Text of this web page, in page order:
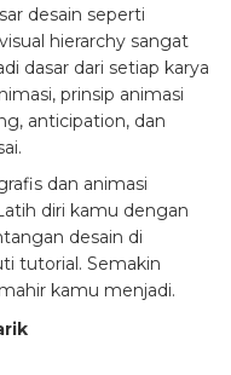
desain seperti
hierarchy sangat
dasar dari setiap karya
prinsip animasi
anticipation, dan
dan animasi
diri kamu dengan
desain di
tutorial. Semakin
kamu menjadi.